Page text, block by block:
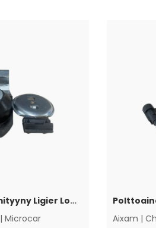
Moottorin kumityyny Ligier Lombardini Progress / DCI
| Microcar
Aixam |